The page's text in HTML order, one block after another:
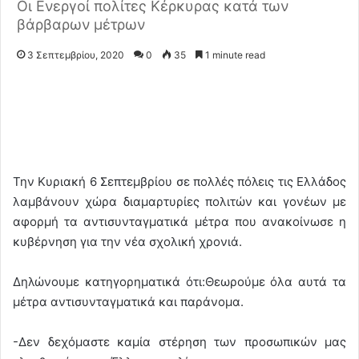
Οι Ενεργοί πολίτες Κέρκυρας κατά των
βάρβαρων μέτρων
3 Σεπτεμβρίου, 2020 0 35 1 minute read
Την Κυριακή 6 Σεπτεμβρίου σε πολλές πόλεις τις Ελλάδος
λαμβάνουν χώρα διαμαρτυρίες πολιτών και γονέων με
αφορμή τα αντισυνταγματικά μέτρα που ανακοίνωσε η
κυβέρνηση για την νέα σχολική χρονιά.
Δηλώνουμε κατηγορηματικά ότι:Θεωρούμε όλα αυτά τα
μέτρα αντισυνταγματικά και παράνομα.
-Δεν δεχόμαστε καμία στέρηση των προσωπικών μας